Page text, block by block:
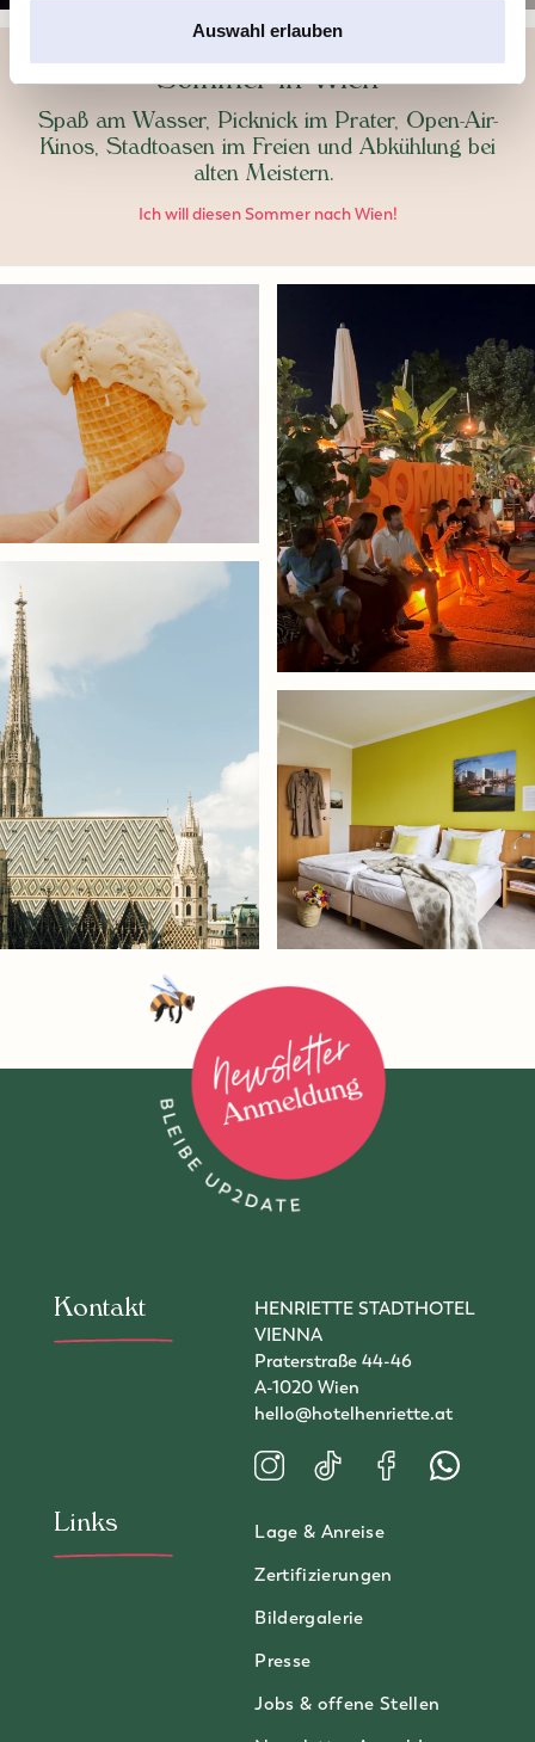
Auswahl erlauben
Sommer in Wien
Spaß am Wasser, Picknick im Prater, Open-Air-
Kinos, Stadtoasen im Freien und Abkühlung bei
alten Meistern.
Ich will diesen Sommer nach Wien!
Kontakt
HENRIETTE STADTHOTEL
VIENNA
Praterstraße 44-46
A-1020 Wien
hello@hotelhenriette.at
Links
Lage & Anreise
Zertifizierungen
Bildergalerie
Presse
Jobs & offene Stellen